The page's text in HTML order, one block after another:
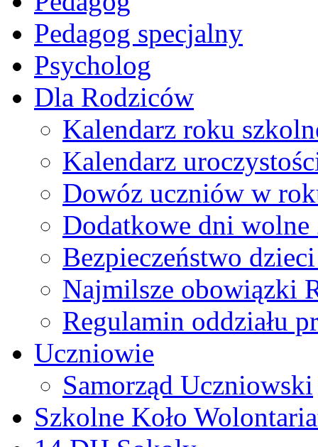
Pedagog specjalny
Psycholog
Dla Rodziców
Kalendarz roku
Kalendarz
Dowóz uczniów w
Dodatkowe dni wolne
Bezpieczeństwo
Najmilsze obowiązki
Regulamin oddziału
Uczniowie
Samorząd Uczniowski
Szkolne Koło